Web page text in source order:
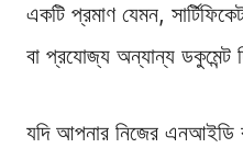
একটি প্রমাণ যেমন,
বা প্রযোজ্য অন্যান্য ডকুমেন্ট
যদি আপনার নিজের এনআইডি